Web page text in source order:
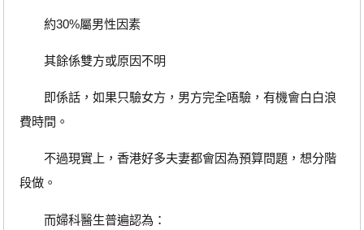
約30%屬男性因素
其餘係雙方或原因不明
即係話，如果只驗女方，男方完全唔驗，有機會白白浪
費時間。
不過現實上，香港好多夫妻都會因為預算問題，想分階
段做。
而婦科醫生普遍認為：